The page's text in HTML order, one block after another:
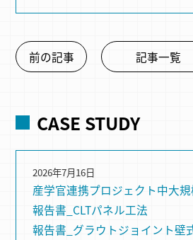
前の記事 記事一覧
CASE STUDY
産学官連携プロジェクト中大
報告書_CLTパネル工法
報告書_グラウトジョイント壁
2026年7月16日